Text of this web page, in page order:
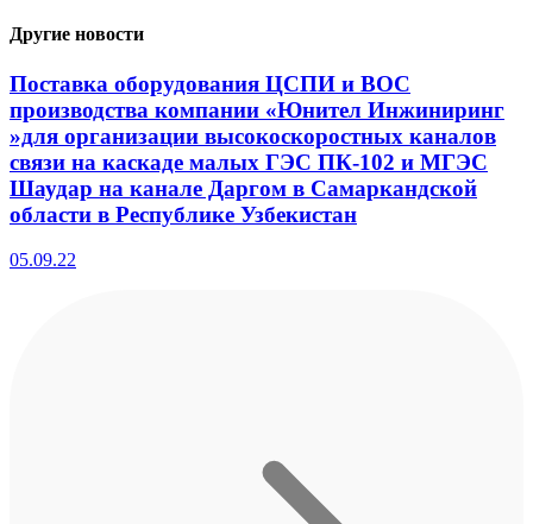
Другие новости
Поставка оборудования ЦСПИ и ВОС
производства компании «Юнител Инжиниринг
»для организации высокоскоростных каналов
связи на каскаде малых ГЭС ПК-102 и МГЭС
Шаудар на канале Даргом в Самаркандской
области в Республике Узбекистан
05.09.22